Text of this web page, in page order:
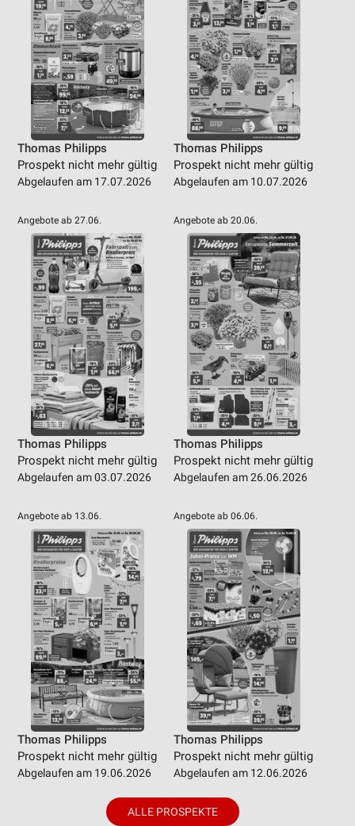
Thomas Philipps
Prospekt nicht mehr gültig
Abgelaufen am 17.07.2026
Thomas Philipps
Prospekt nicht mehr gültig
Abgelaufen am 10.07.2026
Angebote ab 27.06.
Thomas Philipps
Prospekt nicht mehr gültig
Abgelaufen am 03.07.2026
Angebote ab 20.06.
Thomas Philipps
Prospekt nicht mehr gültig
Abgelaufen am 26.06.2026
Angebote ab 13.06.
Thomas Philipps
Prospekt nicht mehr gültig
Abgelaufen am 19.06.2026
Angebote ab 06.06.
Thomas Philipps
Prospekt nicht mehr gültig
Abgelaufen am 12.06.2026
ALLE PROSPEKTE